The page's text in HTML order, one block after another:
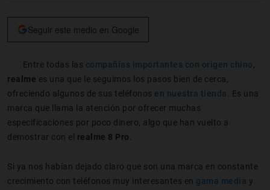
Seguir este medio en Google
Entre todas las compañías importantes con origen chino,
realme es una que le seguimos los pasos bien de cerca,
ofreciendo algunos de sus teléfonos en nuestra tienda. Es una
marca que llama la atención por ofrecer muchas
especificaciones por poco dinero, algo que han vuelto a
demostrar con el realme 8 Pro.
Si ya nos habían dejado claro que son una marca en constante
crecimiento con teléfonos muy interesantes en gama media y